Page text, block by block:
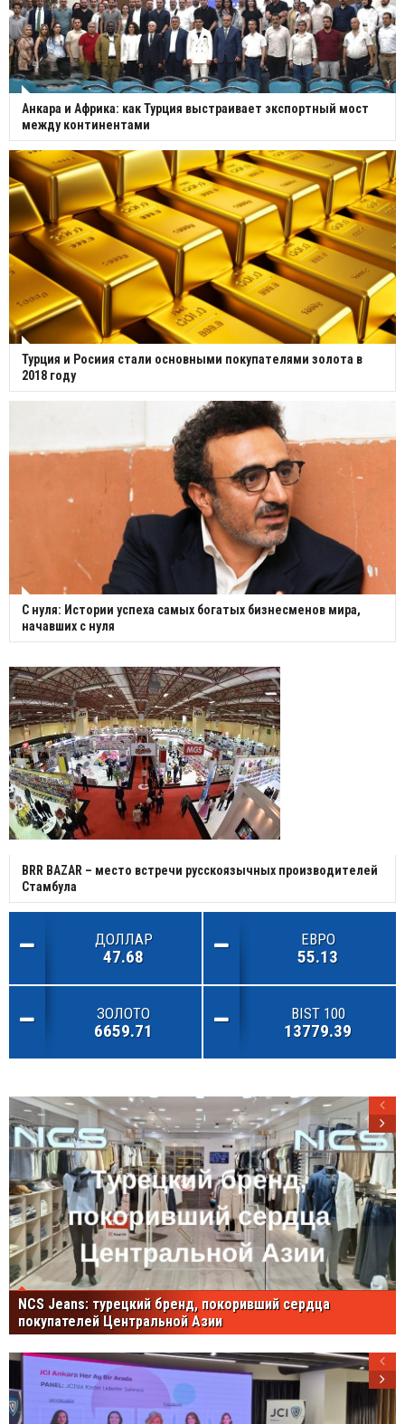
Анкара и Африка: как Турция выстраивает экспортный мост
между континентами
Турция и Росиия стали основными покупателями золота в
2018 году
С нуля: Истории успеха самых богатых бизнесменов мира,
начавших с нуля
BRR BAZAR – место встречи русскоязычных производителей
Стамбула
ДОЛЛАР
47.68
ЕВРО
55.13
ЗОЛОТО
6659.71
BIST 100
13779.39
NCS Jeans: турецкий бренд, покоривший сердца
покупателей Центральной Азии